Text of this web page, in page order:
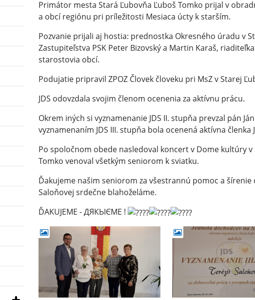
Primátor mesta Stará Ľubovňa Ľuboš Tomko prijal v
a obcí regiónu pri príležitosti Mesiaca úcty k starším.
Pozvanie prijali aj hostia: prednostka Okresného úradu v
Zastupiteľstva PSK Peter Bizovský a Martin Karaš,
starostovia obcí.
Podujatie pripravil ZPOZ Človek človeku pri MsZ v Starej
JDS odovzdala svojim členom ocenenia za aktívnu prácu.
Okrem iných si vyznamenanie JDS II. stupňa prevzal pán
vyznamenaním JDS III. stupňa bola ocenená aktívna členka
Po spoločnom obede nasledoval koncert v Dome kultúry
Tomko venoval všetkým seniorom k sviatku.
Ďakujeme našim seniorom za všestrannú pomoc a
Saloňovej srdečne blahoželáme.
ĎAKUJEME - ДЯКЬІЄМЕ !